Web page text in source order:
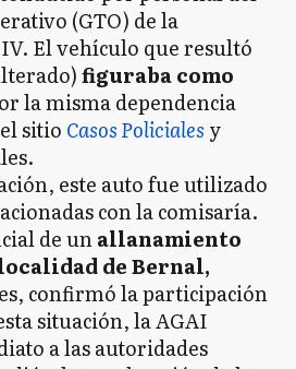
(GTO) de la
El vehículo que resultó
figuraba como
la misma dependencia
sitio Casos Policiales y
este auto fue utilizado
con la comisaría.
de unallanamiento
de Bernal,
confirmó la participación
situación, la AGAI
a las autoridades